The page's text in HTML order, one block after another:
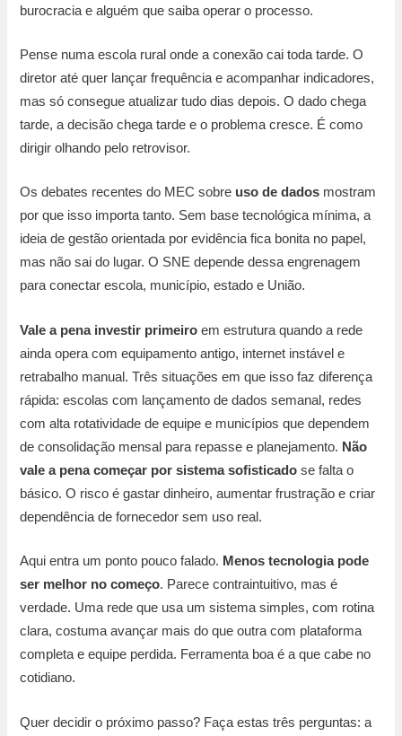
burocracia e alguém que saiba operar o processo.
Pense numa escola rural onde a conexão cai toda tarde. O
diretor até quer lançar frequência e acompanhar indicadores,
mas só consegue atualizar tudo dias depois. O dado chega
tarde, a decisão chega tarde e o problema cresce. É como
dirigir olhando pelo retrovisor.
Os debates recentes do MEC sobre uso de dados mostram
por que isso importa tanto. Sem base tecnológica mínima, a
ideia de gestão orientada por evidência fica bonita no papel,
mas não sai do lugar. O SNE depende dessa engrenagem
para conectar escola, município, estado e União.
Vale a pena investir primeiro em estrutura quando a rede
ainda opera com equipamento antigo, internet instável e
retrabalho manual. Três situações em que isso faz diferença
rápida: escolas com lançamento de dados semanal, redes
com alta rotatividade de equipe e municípios que dependem
de consolidação mensal para repasse e planejamento. Não
vale a pena começar por sistema sofisticado se falta o
básico. O risco é gastar dinheiro, aumentar frustração e criar
dependência de fornecedor sem uso real.
Aqui entra um ponto pouco falado. Menos tecnologia pode
ser melhor no começo. Parece contraintuitivo, mas é
verdade. Uma rede que usa um sistema simples, com rotina
clara, costuma avançar mais do que outra com plataforma
completa e equipe perdida. Ferramenta boa é a que cabe no
cotidiano.
Quer decidir o próximo passo? Faça estas três perguntas: a